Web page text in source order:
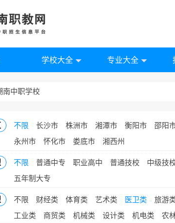
学校大全 专业大全
南中职学校
不限 长沙市 株洲市 湘潭市 衡阳市 邵阳
永州市
怀化市 娄底市 湘西州
不限 普通中专 职业高中 普通技校 中级技
五年制大专
不限 财经类 体育类 艺术类 医卫类 旅游
工业类
商贸类 机械类 设计类 机电类 农